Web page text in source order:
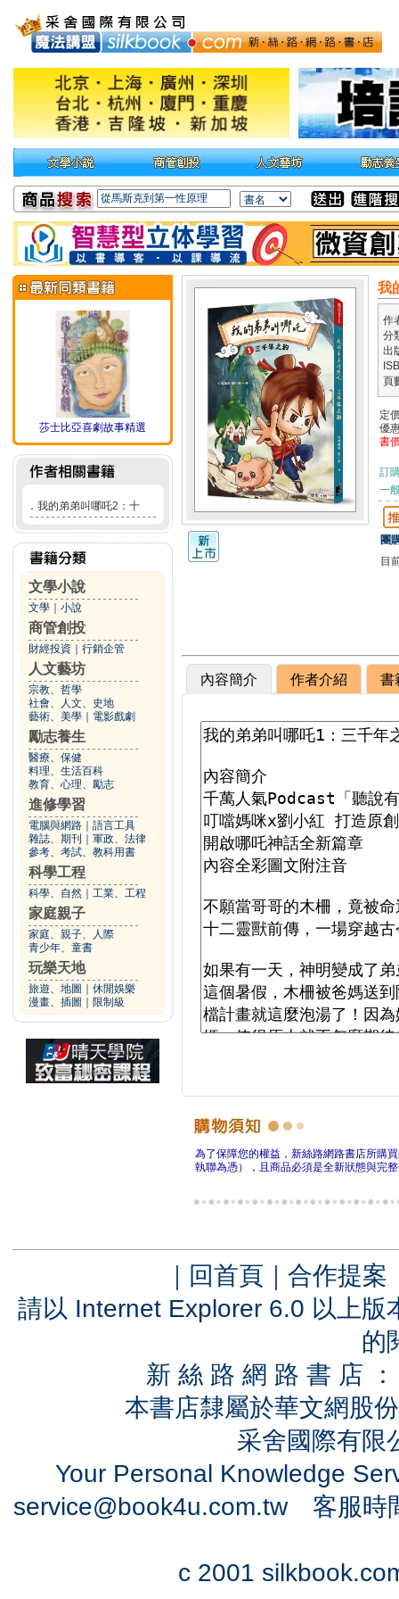
莎士比亞喜劇故事精選
． 我的弟弟叫哪吒2：十
文學小說
文學 小說
商管創投
財經投資 行銷企管
人文藝坊
宗教、哲學
社會、人文、史地
藝術、美學
電影戲劇
勵志養生
醫療、保健
料理、生活百科
教育、心理、勵志
進修學習
電腦與網路
語言工具
雜誌、期刊
軍政、法律
參考、考試、教科用書
科學工程
科學、自然 工業、工程
家庭親子
家庭、親子、人際
青少年、童書
玩樂天地
旅遊、地圖
休閒娛樂
漫畫、插圖
限制級
我
作
分
出
頁
定
優
書
訂
一
團
目
內容簡介 作者介紹 書
為了保障您的權益，新絲路網路書店所購
執聯為憑），且商品必須是全新狀態與完
｜ 回首頁 ｜ 合作提案
請以 Internet Explorer 6.0 以上
的
新 絲 路 網 路 書 店
本書店隸屬於華文網股
采舍國際有
Your Personal Knowledge
service@book4u.com.tw客服時
c 2001